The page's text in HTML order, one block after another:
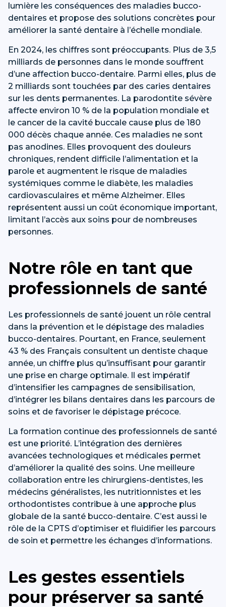
lumière les conséquences des maladies bucco-
dentaires et propose des solutions concrètes pour
améliorer la santé dentaire à l’échelle mondiale.
En 2024, les chiffres sont préoccupants. Plus de 3,5
milliards de personnes dans le monde souffrent
d’une affection bucco-dentaire. Parmi elles, plus de
2 milliards sont touchées par des caries dentaires
sur les dents permanentes. La parodontite sévère
affecte environ 10 % de la population mondiale et
le cancer de la cavité buccale cause plus de 180
000 décès chaque année. Ces maladies ne sont
pas anodines. Elles provoquent des douleurs
chroniques, rendent difficile l’alimentation et la
parole et augmentent le risque de maladies
systémiques comme le diabète, les maladies
cardiovasculaires et même Alzheimer. Elles
représentent aussi un coût économique important,
limitant l’accès aux soins pour de nombreuses
personnes.
Notre rôle en tant que
professionnels de santé
Les professionnels de santé jouent un rôle central
dans la prévention et le dépistage des maladies
bucco-dentaires. Pourtant, en France, seulement
43 % des Français consultent un dentiste chaque
année, un chiffre plus qu’insuffisant pour garantir
une prise en charge optimale. Il est impératif
d’intensifier les campagnes de sensibilisation,
d’intégrer les bilans dentaires dans les parcours de
soins et de favoriser le dépistage précoce.
La formation continue des professionnels de santé
est une priorité. L’intégration des dernières
avancées technologiques et médicales permet
d’améliorer la qualité des soins. Une meilleure
collaboration entre les chirurgiens-dentistes, les
médecins généralistes, les nutritionnistes et les
orthodontistes contribue à une approche plus
globale de la santé bucco-dentaire. C’est aussi le
rôle de la CPTS d’optimiser et fluidifier les parcours
de soin et permettre les échanges d’informations.
Les gestes essentiels
pour préserver sa santé